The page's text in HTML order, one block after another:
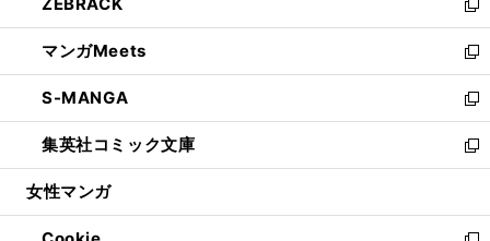
で
開
く
ド
ウ
で
開
く
ィ
ン
ド
ウ
で
開
く
い
ウ
ィ
ン
ド
ウ
で
開
新
し
い
ウ
ィ
ン
ド
ウ
開
マンガMeets
新
し
い
ウ
ィ
ン
ウ
S-MANGA
新
し
い
ウ
ン
集英社コミック文庫
新
し
ウ
女性マンガ